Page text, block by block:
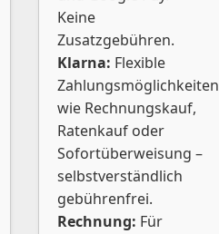
Keine
Zusatzgebühren.
Klarna: Flexible
Zahlungsmöglichkeiten
wie Rechnungskauf,
Ratenkauf oder
Sofortüberweisung –
selbstverständlich
gebührenfrei.
Rechnung: Für